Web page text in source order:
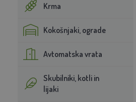
Krma
Kokošnjaki, ograde
Avtomatska vrata
Skubilniki, kotli in
lijaki